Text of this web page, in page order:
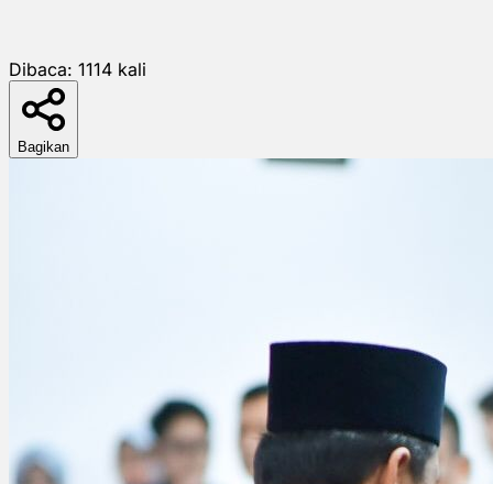
Dibaca: 1114 kali
Bagikan